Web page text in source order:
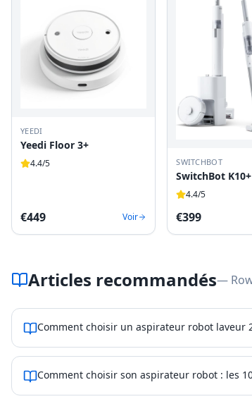
YEEDI
Yeedi Floor 3+
4.4/5
€449 Voir
SWITCHBOT
SwitchBot
4.4/5
€399
Articles recommandés—
Comment choisir un aspirateur robot laveur
Comment choisir son aspirateur robot : les